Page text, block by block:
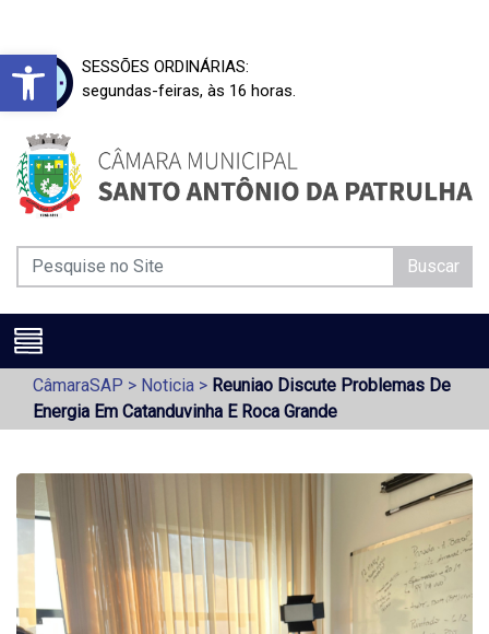
Barra de Ferramentas Aberta
SESSÕES ORDINÁRIAS:
segundas-feiras, às 16 horas.
Buscar
CâmaraSAP > Noticia > Reuniao Discute Problemas De
Energia Em Catanduvinha E Roca Grande